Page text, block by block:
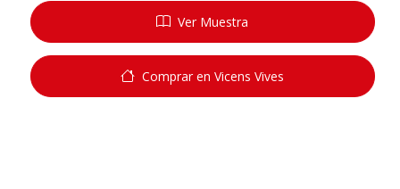
Ver Muestra
Comprar en Vicens Vives